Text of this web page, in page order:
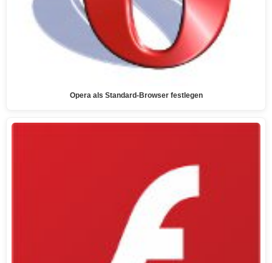
Opera als Standard-Browser festlegen